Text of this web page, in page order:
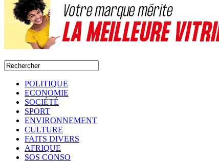
POLITIQUE
ECONOMIE
SOCIÉTÉ
SPORT
ENVIRONNEMENT
CULTURE
FAITS DIVERS
AFRIQUE
SOS CONSO